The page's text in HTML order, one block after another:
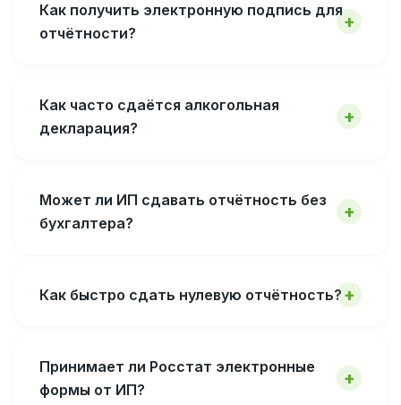
Как получить электронную подпись для
отчётности?
Как часто сдаётся алкогольная
декларация?
Может ли ИП сдавать отчётность без
бухгалтера?
Как быстро сдать нулевую отчётность?
Принимает ли Росстат электронные
формы от ИП?